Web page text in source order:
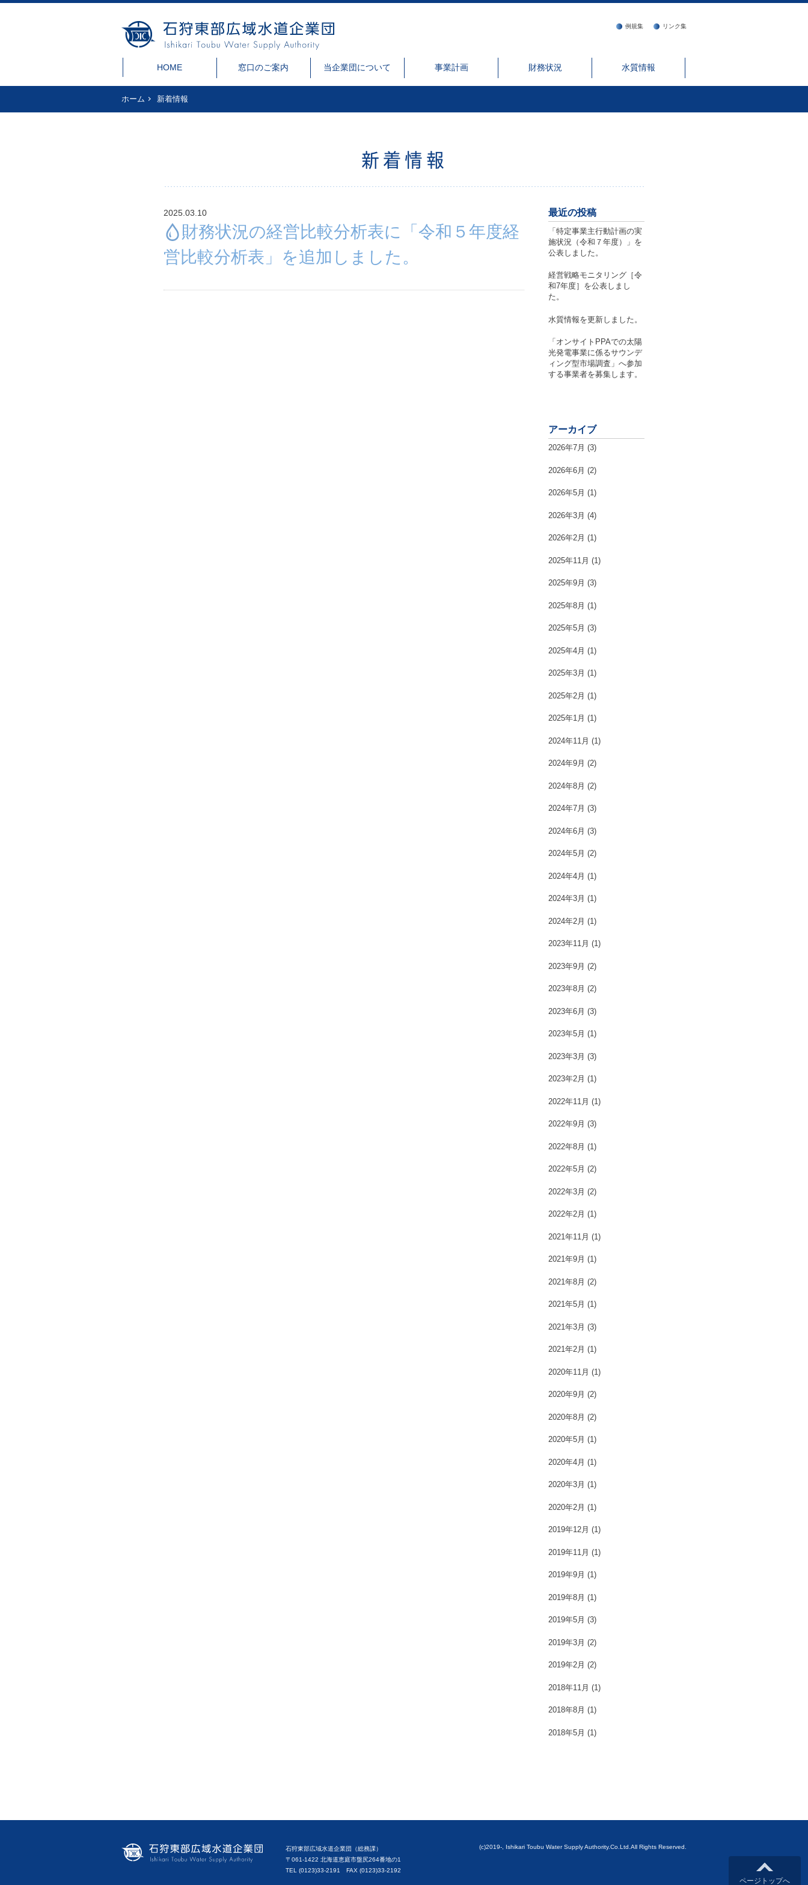
例規集 リンク集
HOME 窓口のご案内 当企業団について 事業計画 財務状況 水質情報
ホーム 新着情報
新着情報
2025.03.10
財務状況の経営比較分析表に「令和５年度経
営比較分析表」を追加しました。
最近の投稿
「特定事業主行動計画の実
施状況（令和７年度）」を
公表しました。
経営戦略モニタリング［令
和7年度］を公表しまし
た。
水質情報を更新しました。
「オンサイトPPAでの太陽
光発電事業に係るサウンデ
ィング型市場調査」へ参加
する事業者を募集します。
アーカイブ
2026年7月 (3)
2026年6月 (2)
2026年5月 (1)
2026年3月 (4)
2026年2月 (1)
2025年11月 (1)
2025年9月 (3)
2025年8月 (1)
2025年5月 (3)
2025年4月 (1)
2025年3月 (1)
2025年2月 (1)
2025年1月 (1)
2024年11月 (1)
2024年9月 (2)
2024年8月 (2)
2024年7月 (3)
2024年6月 (3)
2024年5月 (2)
2024年4月 (1)
2024年3月 (1)
2024年2月 (1)
2023年11月 (1)
2023年9月 (2)
2023年8月 (2)
2023年6月 (3)
2023年5月 (1)
2023年3月 (3)
2023年2月 (1)
2022年11月 (1)
2022年9月 (3)
2022年8月 (1)
2022年5月 (2)
2022年3月 (2)
2022年2月 (1)
2021年11月 (1)
2021年9月 (1)
2021年8月 (2)
2021年5月 (1)
2021年3月 (3)
2021年2月 (1)
2020年11月 (1)
2020年9月 (2)
2020年8月 (2)
2020年5月 (1)
2020年4月 (1)
2020年3月 (1)
2020年2月 (1)
2019年12月 (1)
2019年11月 (1)
2019年9月 (1)
2019年8月 (1)
2019年5月 (3)
2019年3月 (2)
2019年2月 (2)
2018年11月 (1)
2018年8月 (1)
2018年5月 (1)
石狩東部広域水道企業団（総務課）
〒061-1422 北海道恵庭市盤尻264番地の1
TEL (0123)33-2191 FAX (0123)33-2192
(c)2019-, Ishikari Toubu Water Supply Authority.Co.Ltd.All Rights Reserved.
ページトップへ